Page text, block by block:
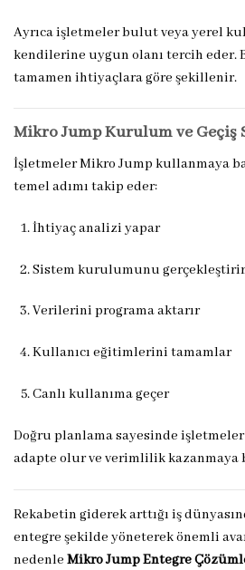
Ayrıca işletmeler bulut veya yerel
kendilerine uygun olanı tercih eder.
tamamen ihtiyaçlara göre şekillenir.
Mikro Jump Kurulum ve Geçiş
İşletmeler Mikro Jump kullanmaya
temel adımı takip eder:
İhtiyaç analizi yapar
Sistem kurulumunu gerçekleştirir
Verilerini programa aktarır
Kullanıcı eğitimlerini tamamlar
Canlı kullanıma geçer
Doğru planlama sayesinde işletmeler
adapte olur ve verimlilik kazanmaya
Rekabetin giderek arttığı iş
entegre şekilde yöneterek önemli
nedenle Mikro Jump Entegre